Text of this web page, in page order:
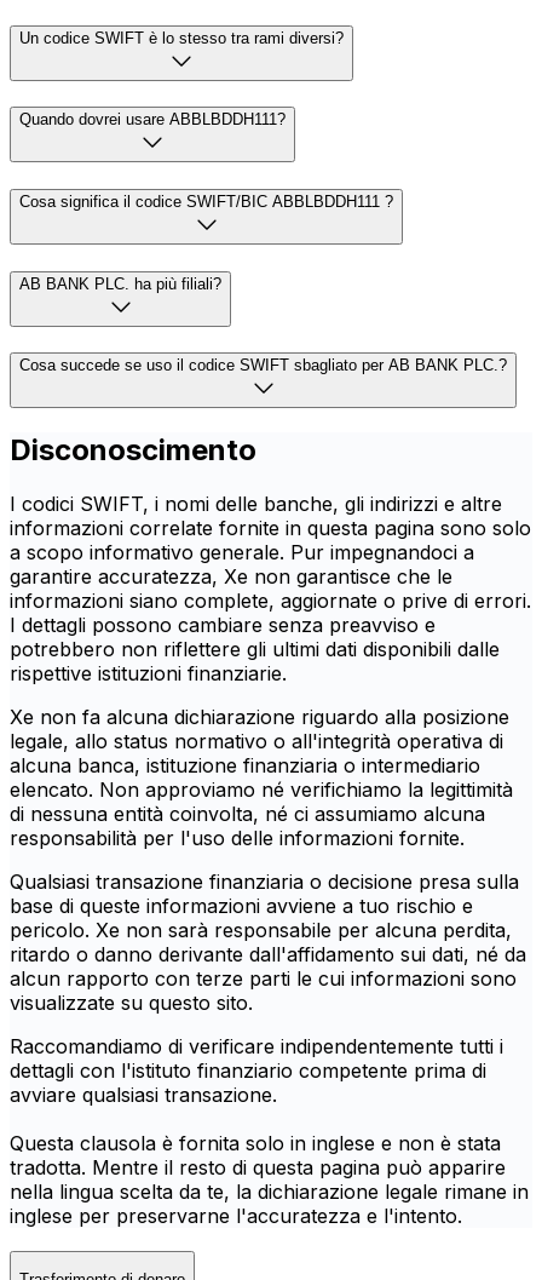
Un codice SWIFT è lo stesso tra rami diversi?
Quando dovrei usare ABBLBDDH111?
Cosa significa il codice SWIFT/BIC ABBLBDDH111 ?
AB BANK PLC. ha più filiali?
Cosa succede se uso il codice SWIFT sbagliato per AB BANK PLC.?
Disconoscimento
I codici SWIFT, i nomi delle banche, gli indirizzi e altre
informazioni correlate fornite in questa pagina sono solo
a scopo informativo generale. Pur impegnandoci a
garantire accuratezza, Xe non garantisce che le
informazioni siano complete, aggiornate o prive di errori.
I dettagli possono cambiare senza preavviso e
potrebbero non riflettere gli ultimi dati disponibili dalle
rispettive istituzioni finanziarie.
Xe non fa alcuna dichiarazione riguardo alla posizione
legale, allo status normativo o all'integrità operativa di
alcuna banca, istituzione finanziaria o intermediario
elencato. Non approviamo né verifichiamo la legittimità
di nessuna entità coinvolta, né ci assumiamo alcuna
responsabilità per l'uso delle informazioni fornite.
Qualsiasi transazione finanziaria o decisione presa sulla
base di queste informazioni avviene a tuo rischio e
pericolo. Xe non sarà responsabile per alcuna perdita,
ritardo o danno derivante dall'affidamento sui dati, né da
alcun rapporto con terze parti le cui informazioni sono
visualizzate su questo sito.
Raccomandiamo di verificare indipendentemente tutti i
dettagli con l'istituto finanziario competente prima di
avviare qualsiasi transazione.
Questa clausola è fornita solo in inglese e non è stata
tradotta. Mentre il resto di questa pagina può apparire
nella lingua scelta da te, la dichiarazione legale rimane in
inglese per preservarne l'accuratezza e l'intento.